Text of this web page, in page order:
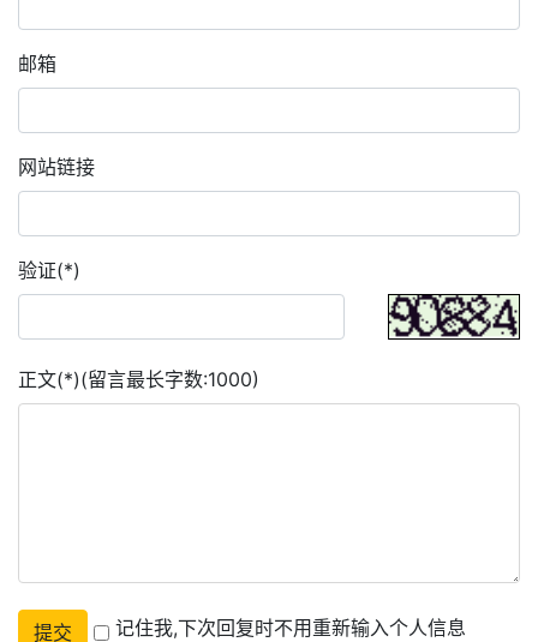
邮箱
网站链接
验证(*)
正文(*)(留言最长字数:1000)
记住我,下次回复时不用重新输入个人信息